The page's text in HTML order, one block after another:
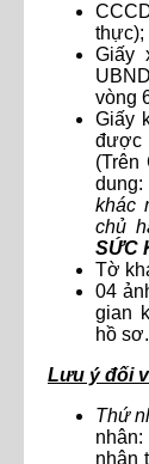
thực);
Giấy
vòng
Giấy
được
(Trên
khác
chủ
SỨC
Tờ
04
gian
hồ sơ.
Lưu ý đối
Thứ
nhận